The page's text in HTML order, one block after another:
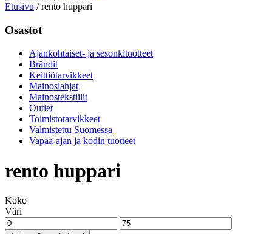
Etusivu /rento huppari
Osastot
Ajankohtaiset- ja sesonkituotteet
Brändit
Keittiötarvikkeet
Mainoslahjat
Mainostekstiilit
Outlet
Toimistotarvikkeet
Valmistettu Suomessa
Vapaa-ajan ja kodin tuotteet
rento huppari
Koko
Väri